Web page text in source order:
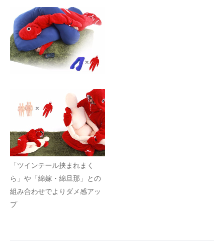
「ツインテール挟まれまく
ら」や「綿嫁・綿旦那」との
組み合わせでよりダメ感アッ
プ